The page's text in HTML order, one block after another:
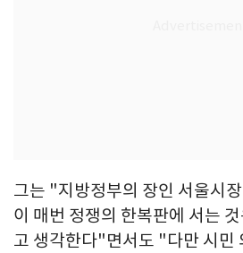
그는 "지방정부의 장인 서울시
이 매번 정쟁의 한복판에 서는
고 생각한다"면서도 "다만 시민